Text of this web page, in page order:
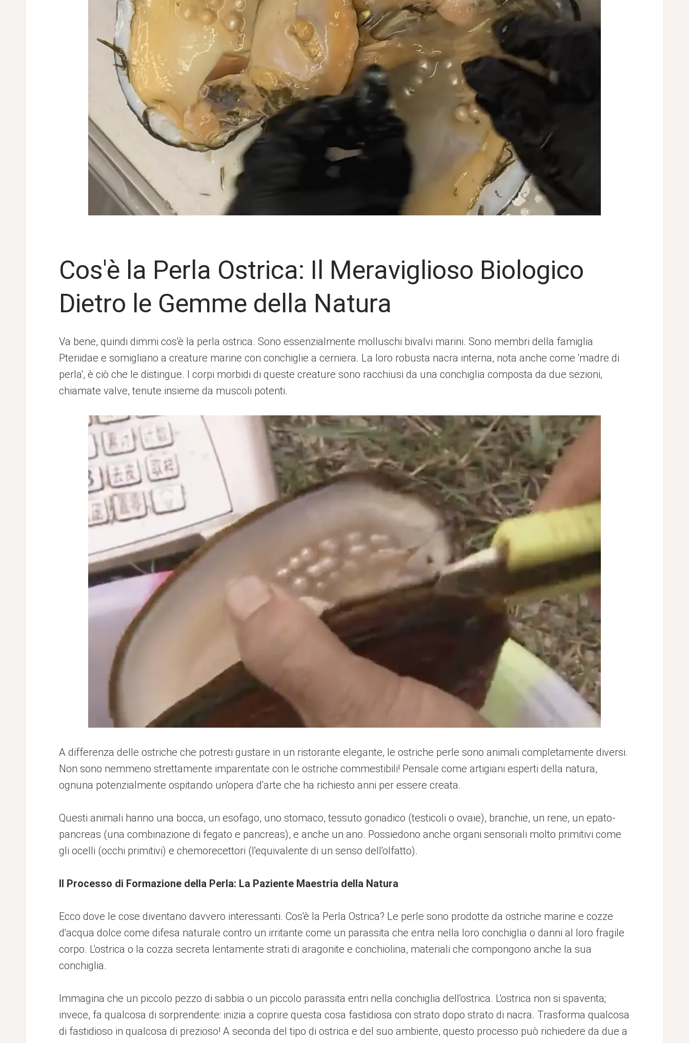
Cos'è la Perla Ostrica: Il Meraviglioso Biologico
Dietro le Gemme della Natura
Va bene, quindi dimmi cos'è la perla ostrica. Sono essenzialmente molluschi bivalvi marini. Sono membri della famiglia
Pteriidae e somigliano a creature marine con conchiglie a cerniera. La loro robusta nacra interna, nota anche come 'madre di
perla', è ciò che le distingue. I corpi morbidi di queste creature sono racchiusi da una conchiglia composta da due sezioni,
chiamate valve, tenute insieme da muscoli potenti.
A differenza delle ostriche che potresti gustare in un ristorante elegante, le ostriche perle sono animali completamente diversi.
Non sono nemmeno strettamente imparentate con le ostriche commestibili! Pensale come artigiani esperti della natura,
ognuna potenzialmente ospitando un'opera d'arte che ha richiesto anni per essere creata.
Questi animali hanno una bocca, un esofago, uno stomaco, tessuto gonadico (testicoli o ovaie), branchie, un rene, un epato-
pancreas (una combinazione di fegato e pancreas), e anche un ano. Possiedono anche organi sensoriali molto primitivi come
gli ocelli (occhi primitivi) e chemorecettori (l'equivalente di un senso dell'olfatto).
Il Processo di Formazione della Perla: La Paziente Maestria della Natura
Ecco dove le cose diventano davvero interessanti. Cos'è la Perla Ostrica? Le perle sono prodotte da ostriche marine e cozze
d'acqua dolce come difesa naturale contro un irritante come un parassita che entra nella loro conchiglia o danni al loro fragile
corpo. L'ostrica o la cozza secreta lentamente strati di aragonite e conchiolina, materiali che compongono anche la sua
conchiglia.
Immagina che un piccolo pezzo di sabbia o un piccolo parassita entri nella conchiglia dell'ostrica. L'ostrica non si spaventa;
invece, fa qualcosa di sorprendente: inizia a coprire questa cosa fastidiosa con strato dopo strato di nacra. Trasforma qualcosa
di fastidioso in qualcosa di prezioso! A seconda del tipo di ostrica e del suo ambiente, questo processo può richiedere da due a